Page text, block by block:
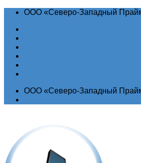
ООО «Северо-Западный
ООО «Северо-Западный